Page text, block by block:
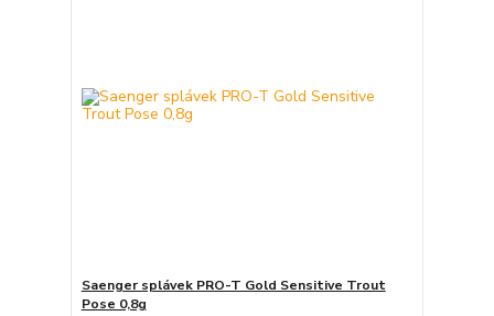
Saenger splávek PRO-T Gold Sensitive Trout
Pose 0,8g